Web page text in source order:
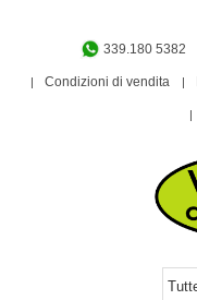
339.180 5382
Condizioni di vendita